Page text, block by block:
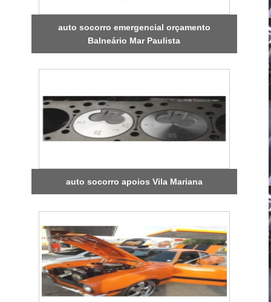
auto socorro emergencial orçamento
Balneário Mar Paulista
auto socorro apoios Vila Mariana